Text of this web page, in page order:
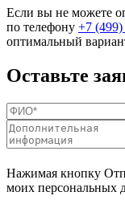
Если вы не можете
по телефону +7
оптимальный
Оставьте
Нажимая кнопку
моих персональных